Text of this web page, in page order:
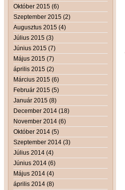
Október 2015 (6)
Szeptember 2015 (2)
Augusztus 2015 (4)
Július 2015 (3)
Június 2015 (7)
Május 2015 (7)
április 2015 (2)
Március 2015 (6)
Február 2015 (5)
Január 2015 (8)
December 2014 (18)
November 2014 (6)
Október 2014 (5)
Szeptember 2014 (3)
Július 2014 (4)
Június 2014 (6)
Május 2014 (4)
április 2014 (8)